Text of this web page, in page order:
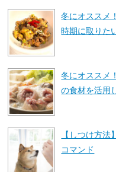
冬にオススメ
時期に取りた
冬にオススメ
の食材を活用
【しつけ方
コマンド